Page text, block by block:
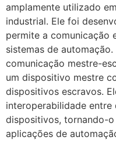
amplamente utilizado
industrial. Ele foi
permite a comunicação
sistemas de
comunicação mestre-
um dispositivo mestre
dispositivos escravos.
interoperabilidade entre
dispositivos, tornando-
aplicações de